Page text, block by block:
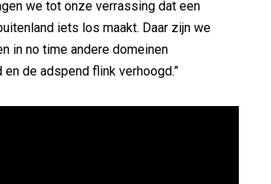
we tot onze verrassing dat een
iets los maakt. Daar zijn we
in no time andere domeinen
de adspend flink verhoogd.”